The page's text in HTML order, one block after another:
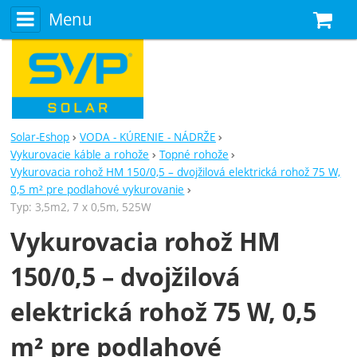
Menu
Solar-Eshop
VODA - KÚRENIE - NÁDRŽE
Vykurovacie káble a rohože
Topné rohože
Vykurovacia rohož HM 150/0,5 – dvojžilová elektrická rohož 75 W,
0,5 m² pre podlahové vykurovanie
Typ: 3,5m2, 7 x 0,5m, 525W
Vykurovacia rohož HM
150/0,5 – dvojžilová
elektrická rohož 75 W, 0,5
m² pre podlahové